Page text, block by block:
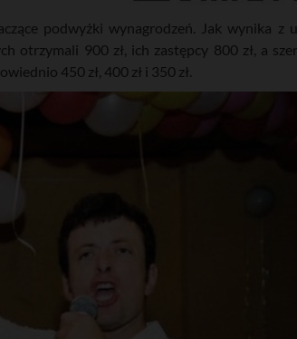
podwyżki wynagrodzeń. Jak wynika z
900 zł, ich zastępcy 800 zł, a
450 zł, 400 zł i 350 zł.